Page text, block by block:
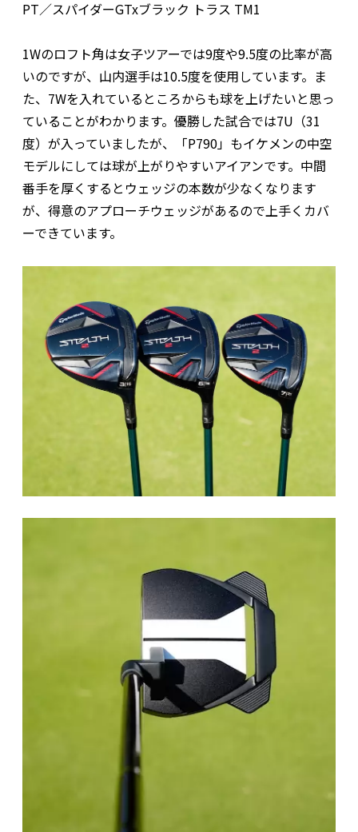
PT／スパイダーGTxブラック トラス TM1
1Wのロフト角は女子ツアーでは9度や9.5度の比率が高
いのですが、山内選手は10.5度を使用しています。ま
た、7Wを入れているところからも球を上げたいと思っ
ていることがわかります。優勝した試合では7U（31
度）が入っていましたが、「P790」もイケメンの中空
モデルにしては球が上がりやすいアイアンです。中間
番手を厚くするとウェッジの本数が少なくなります
が、得意のアプローチウェッジがあるので上手くカバ
ーできています。